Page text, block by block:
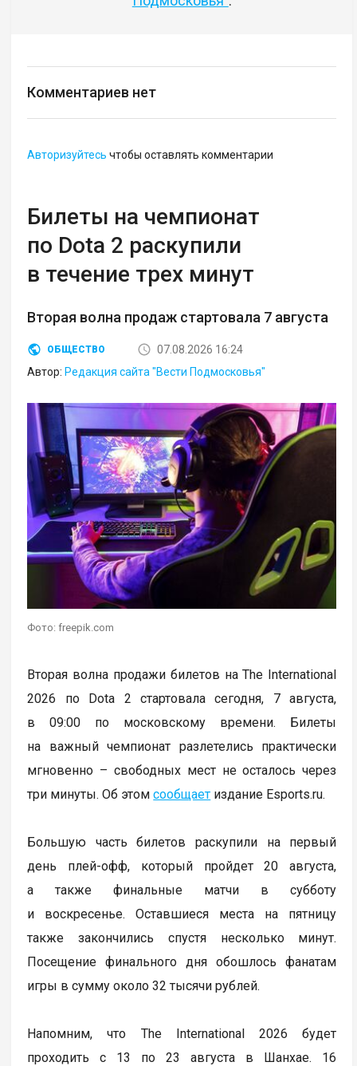
Комментариев нет
Авторизуйтесь чтобы оставлять комментарии
Билеты на чемпионат
по Dota 2 раскупили
в течение трех минут
Вторая волна продаж стартовала 7 августа
ОБЩЕСТВО
07.08.2026 16:24
Автор: Редакция сайта "Вести Подмосковья"
Фото: freepik.com
Вторая волна продажи билетов на The International
2026 по Dota 2 стартовала сегодня, 7 августа,
в 09:00 по московскому времени. Билеты
на важный чемпионат разлетелись практически
мгновенно – свободных мест не осталось через
три минуты. Об этомсообщает издание Esports.ru.
Большую часть билетов раскупили на первый
день плей-офф, который пройдет 20 августа,
а также финальные матчи в субботу
и воскресенье. Оставшиеся места на пятницу
также закончились спустя несколько минут.
Посещение финального дня обошлось фанатам
игры в сумму около 32 тысячи рублей.
Напомним, что The International 2026 будет
проходить с 13 по 23 августа в Шанхае. 16